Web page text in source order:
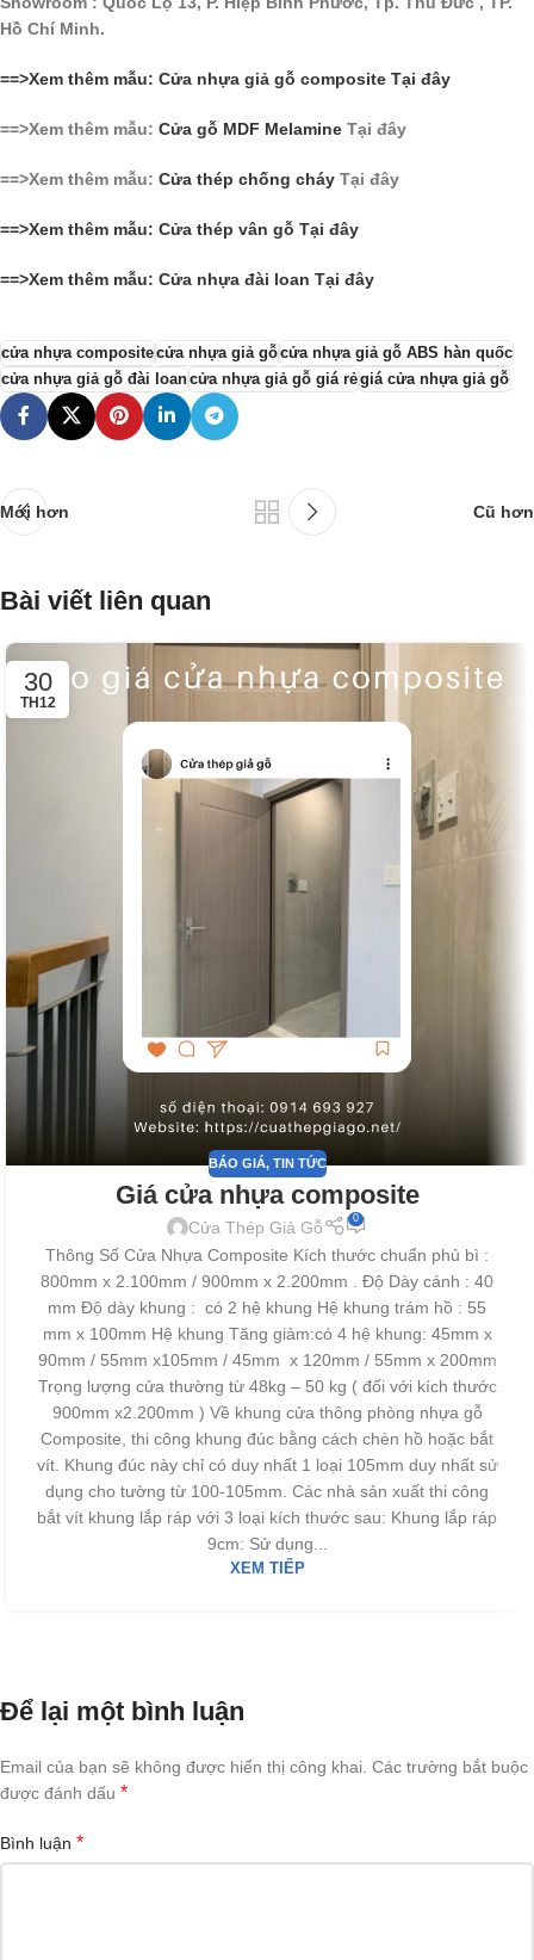
Hồ Chí Minh.
==>Xem thêm mẫu: Cửa nhựa giả gỗ composite Tại đây
==>Xem thêm mẫu: Cửa gỗ MDF Melamine Tại đây
==>Xem thêm mẫu: Cửa thép chống cháy Tại đây
==>Xem thêm mẫu: Cửa thép vân gỗ Tại đây
==>Xem thêm mẫu: Cửa nhựa đài loan Tại đây
cửa nhựa compositecửa nhựa giả gỗcửa nhựa giả gỗ ABS hàn quốc
cửa nhựa giả gỗ đài loancửa nhựa giả gỗ giá rẻgiá cửa nhựa giả gỗ
Mới hơn Cũ hơn
Bài viết liên quan
30
TH12
BÁO GIÁ, TIN TỨC
Giá cửa nhựa composite
Cửa Thép Giả Gỗ 0
Thông Số Cửa Nhựa Composite Kích thước chuẩn phủ bì :
800mm x 2.100mm / 900mm x 2.200mm . Độ Dày cánh : 40
mm Độ dày khung : có 2 hệ khung Hệ khung trám hồ : 55
mm x 100mm Hệ khung Tăng giảm:có 4 hệ khung: 45mm x
90mm / 55mm x105mm / 45mm x 120mm / 55mm x 200mm
Trọng lượng cửa thường từ 48kg – 50 kg ( đối với kích thước
900mm x2.200mm ) Về khung cửa thông phòng nhựa gỗ
Composite, thi công khung đúc bằng cách chèn hồ hoặc bắt
vít. Khung đúc này chỉ có duy nhất 1 loại 105mm duy nhất sử
dụng cho tường từ 100-105mm. Các nhà sản xuất thi công
bắt vít khung lắp ráp với 3 loại kích thước sau: Khung lắp ráp
9cm: Sử dụng...
XEM TIẾP
Để lại một bình luận
Email của bạn sẽ không được hiển thị công khai. Các trường bắt buộc
được đánh dấu *
Bình luận *